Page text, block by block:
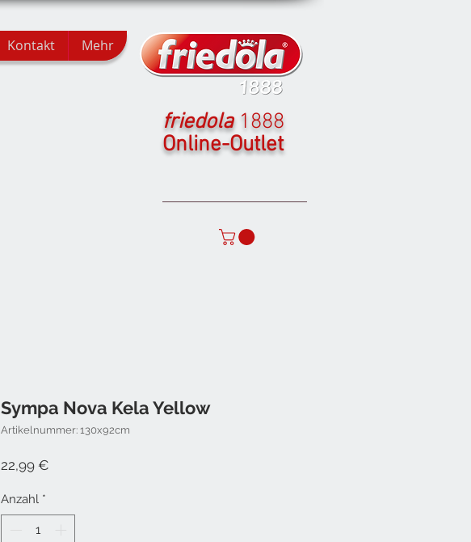
Kontakt Mehr
friedola 1888
Online-Outlet
Sympa Nova Kela Yellow
Artikelnummer: 130x92cm
22,99 €
Anzahl *